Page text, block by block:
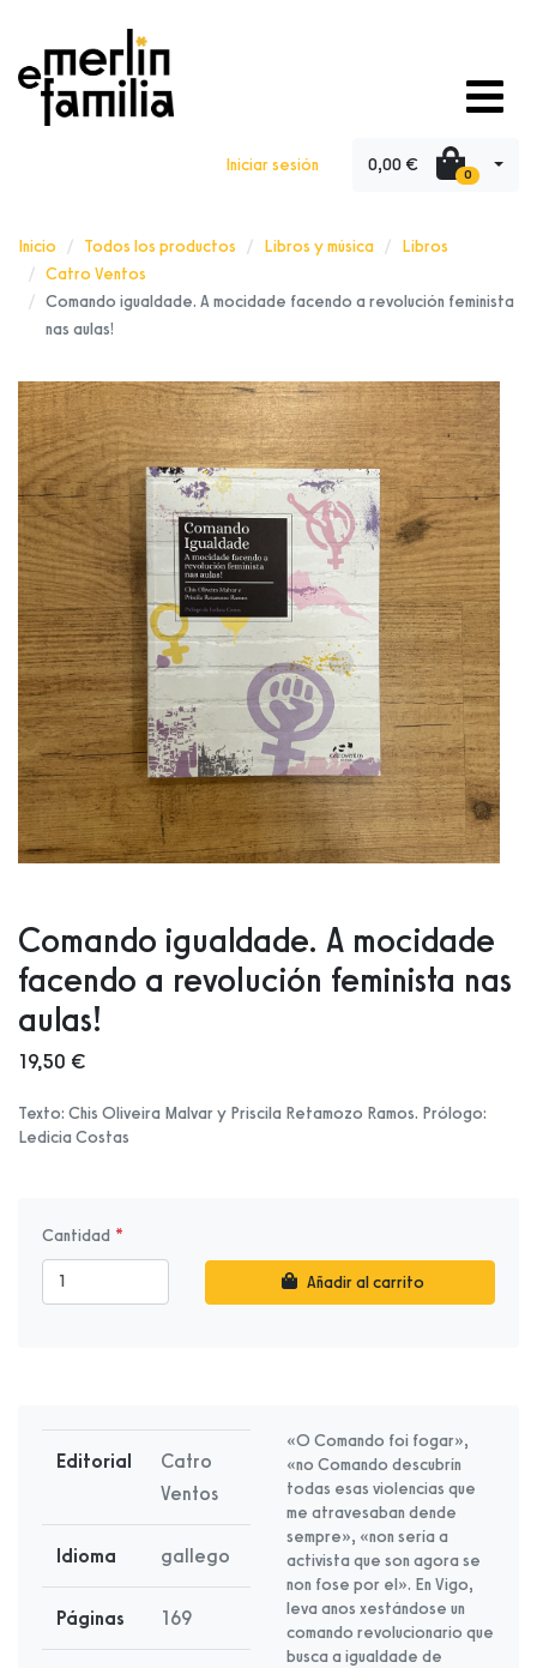
Iniciar sesión 0,00 € 0
Inicio Todos los productos Libros y música
Libros
Catro Ventos
Comando igualdade. A mocidade facendo a revolución feminista
nas aulas!
Comando igualdade. A mocidade
facendo a revolución feminista nas
aulas!
19,50 €
Texto: Chis Oliveira Malvar y Priscila Retamozo Ramos. Prólogo:
Ledicia Costas
Cantidad
Añadir al carrito
Editorial
Catro
Ventos
Idioma gallego
Páginas 169
«O Comando foi fogar»,
«no Comando descubrín
todas esas violencias que
me atravesaban dende
sempre», «non sería a
activista que son agora se
non fose por el». En Vigo,
leva anos xestándose un
comando revolucionario que
busca a igualdade de